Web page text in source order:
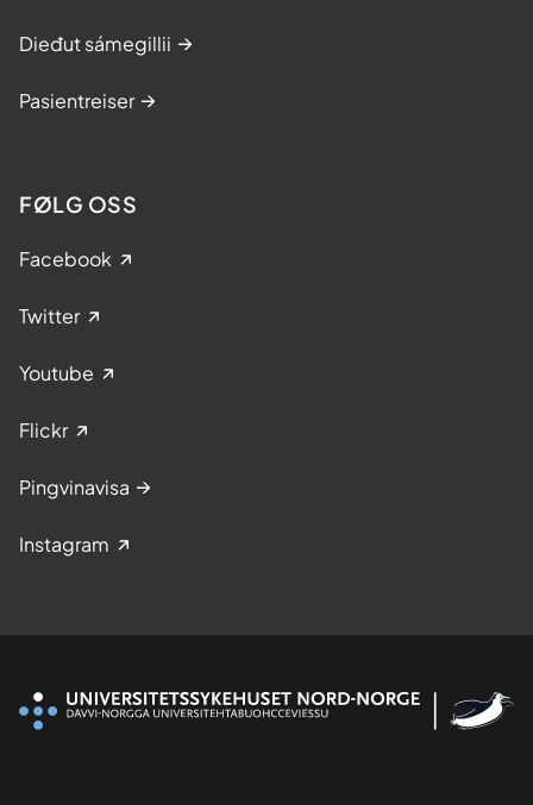
Dieđut sámegillii
Pasientreiser
FØLG OSS
Facebook
Twitter
Youtube
Flickr
Pingvinavisa
Instagram